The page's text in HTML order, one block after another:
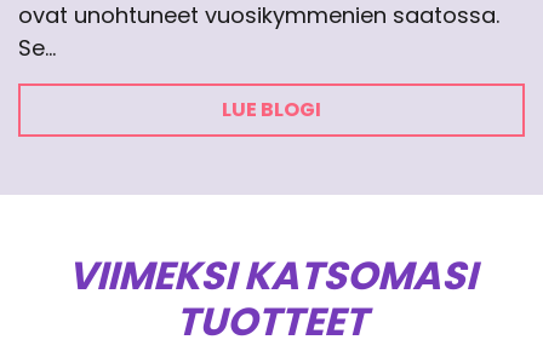
ovat unohtuneet vuosikymmenien saatossa.
Se…
LUE BLOGI
VIIMEKSI KATSOMASI
TUOTTEET